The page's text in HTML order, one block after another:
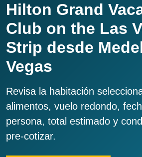
Hilton Grand
Club on the Las
Strip desde
Vegas
Revisa la habitación
alimentos, vuelo redondo,
persona, total estimado y
pre-cotizar.